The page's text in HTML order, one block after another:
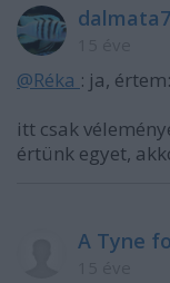
@Réka ‎ : ja,
itt csak
értünk egyet,
A Tyne